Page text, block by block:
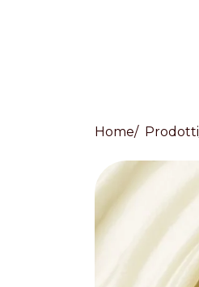
Countries
International
EnglishItaliano
Home Prodotti